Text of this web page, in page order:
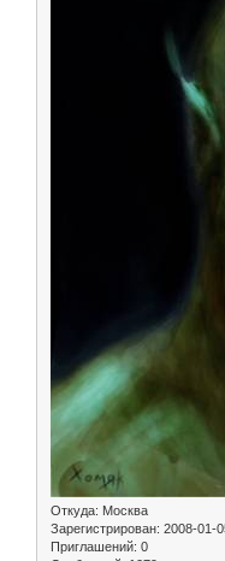
Откуда: Москва
Зарегистрирован: 2008-01-
Приглашений: 0